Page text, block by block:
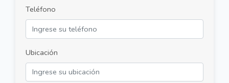
Teléfono
Ubicación